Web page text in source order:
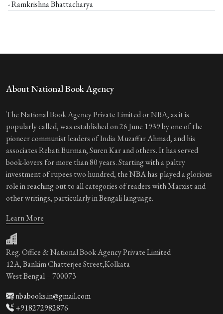
- Ramkrishna Bhattacharya
About National Book Agency
The National Book Agency Private Limited or NBA, as it is
popularly called, was established on 26 June 1939 by one of the
pioneer communist leaders of India Muzaffar Ahmad, and his
associates Rebati Burman, Suren Kar and others. It has served
book-lovers for more than 80 years. Starting with a paltry
investment of rupees two hundred, the NBA has played a glorious
role in reaching out to all categories of readers with Marxist and
other writings, particularly in Bengali language.
Learn More
Reg. Office & National Book Agency Private Limited
12A, Bankim Chatterjee Street,Kolkata
West Bengal – 700073
nbabooks.in@gmail.com
+918272982876